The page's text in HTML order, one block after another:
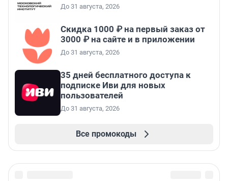
До 31 августа, 2026
Скидка 1000 ₽ на первый заказ от
3000 ₽ на сайте и в приложении
До 31 августа, 2026
35 дней бесплатного доступа к
подписке Иви для новых
пользователей
До 31 августа, 2026
Все промокоды